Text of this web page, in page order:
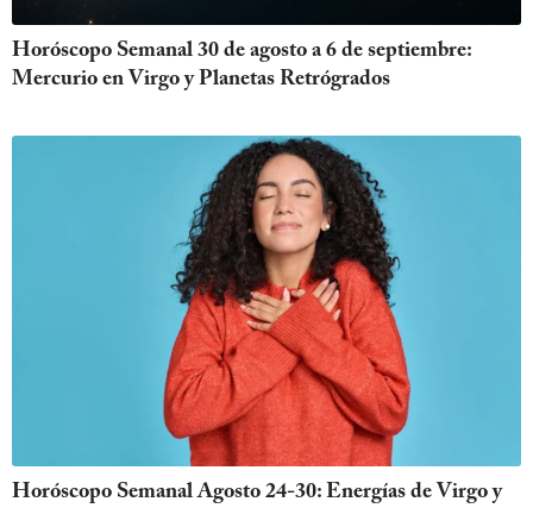
Horóscopo Semanal 30 de agosto a 6 de septiembre:
Mercurio en Virgo y Planetas Retrógrados
Horóscopo Semanal Agosto 24-30: Energías de Virgo y